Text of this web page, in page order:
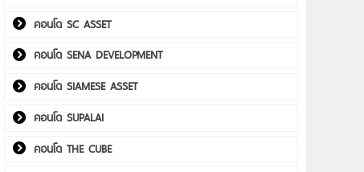
คอนโด SC ASSET
คอนโด SENA DEVELOPMENT
คอนโด SIAMESE ASSET
คอนโด SUPALAI
คอนโด THE CUBE